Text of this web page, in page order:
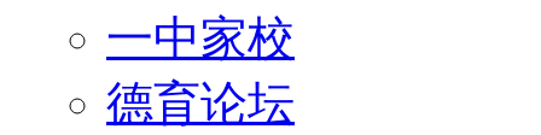
一中家校
德育论坛